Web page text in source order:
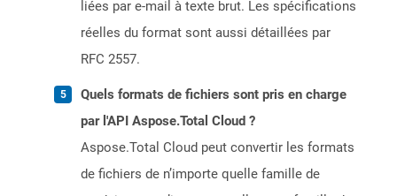
liées par e-mail à texte brut. Les spécifications
réelles du format sont aussi détaillées par
RFC 2557.
Quels formats de fichiers sont pris en charge
par l'API Aspose.Total Cloud ?
Aspose.Total Cloud peut convertir les formats
de fichiers de n’importe quelle famille de